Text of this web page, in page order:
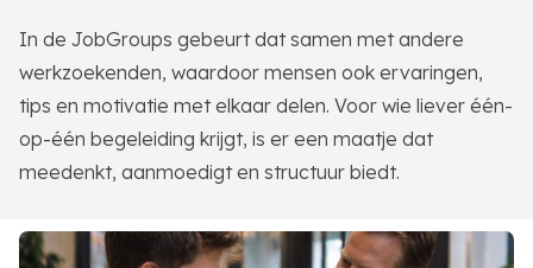
In de JobGroups gebeurt dat samen met andere
werkzoekenden, waardoor mensen ook ervaringen,
tips en motivatie met elkaar delen. Voor wie liever één-
op-één begeleiding krijgt, is er een maatje dat
meedenkt, aanmoedigt en structuur biedt.